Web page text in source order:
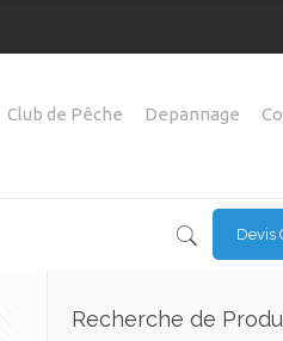
Club de Pêche Depannage
Devis
Recherche de